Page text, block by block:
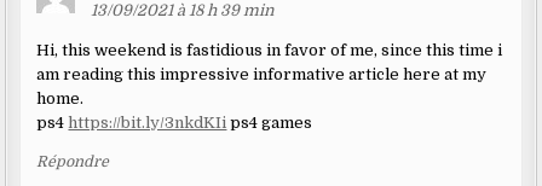
13/09/2021 à 18 h 39 min
Hi, this weekend is fastidious in favor of me, since this time i
am reading this impressive informative article here at my
home.
ps4https://bit.ly/3nkdKIi ps4 games
Répondre